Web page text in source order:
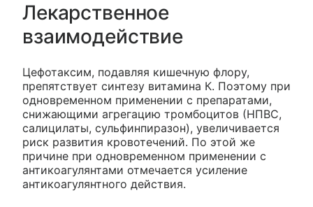
Лекарственное
взаимодействие
Цефотаксим, подавляя кишечную флору,
препятствует синтезу витамина К. Поэтому при
одновременном применении с препаратами,
снижающими агрегацию тромбоцитов (НПВС,
салицилаты, сульфинпиразон), увеличивается
риск развития кровотечений. По этой же
причине при одновременном применении с
антикоагулянтами отмечается усиление
антикоагулянтного действия.